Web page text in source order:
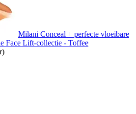
Milani Conceal + perfecte vloeibare
Face Lift-collectie - Toffee